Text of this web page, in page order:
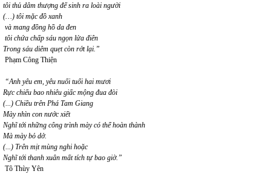
tôi thủ dâm thượng đế sinh ra loài người
(…) tôi mặc đồ xanh
và mang đồng hồ da đen
tôi chứa chấp sáu ngọn lửa điên
Trong sáu diêm quẹt còn rớt lại.”
Phạm Công Thiện
“Anh yêu em, yêu nuối tuổi hai mươi
Rực chiếu bao nhiêu giấc mộng đua đòi
(...) Chiều trên Phá Tam Giang
Mày nhìn con nước xiết
Nghĩ tới những công trình mày có thể hoàn thành
Mà mày bỏ dở.
(...) Trên mịt mùng nghi hoặc
Nghĩ tới thanh xuân mất tích tự bao giờ.”
Tô Thùy Yên